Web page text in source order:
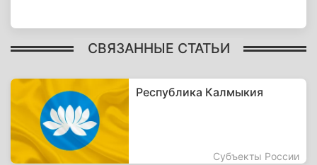
СВЯЗАННЫЕ СТАТЬИ
Республика Калмыкия
Субъекты России